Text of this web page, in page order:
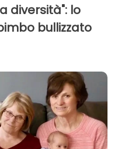
diversità": lo
bullizzato